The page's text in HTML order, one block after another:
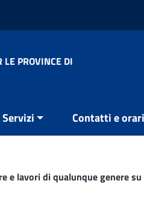
LE PROVINCE DI
Servizi Contatti e orari
e lavori di qualunque genere